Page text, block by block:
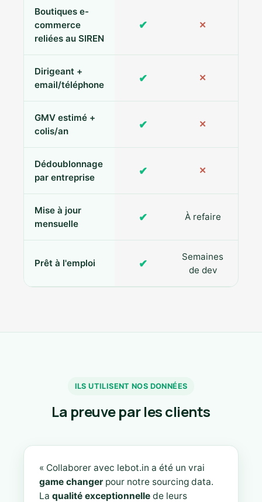
Boutiques e-
commerce
reliées au SIREN
✔ ✕
Dirigeant +
email/téléphone
✔ ✕
GMV estimé +
colis/an
✔ ✕
Dédoublonnage
par entreprise
✔ ✕
Mise à jour
mensuelle
✔ À refaire
Prêt à l'emploi ✔
Semaines
de dev
ILS UTILISENT NOS DONNÉES
La preuve par les clients
« Collaborer avec lebot.in a été un vrai
game changer pour notre sourcing data.
La qualité exceptionnelle de leurs